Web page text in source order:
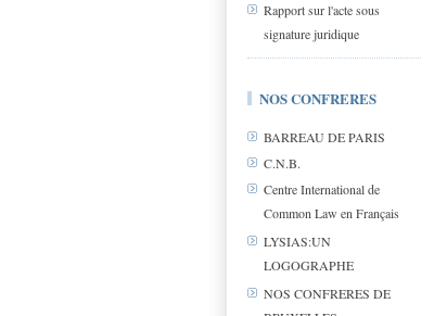
Rapport sur l'acte sous
signature juridique
NOS CONFRERES
BARREAU DE PARIS
C.N.B.
Centre International de
Common Law en Français
LYSIAS:UN
LOGOGRAPHE
NOS CONFRERES DE